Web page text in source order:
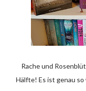
Rache und Rosenblüte lese ich aktuell und habe schon die
Hälfte! Es ist genau